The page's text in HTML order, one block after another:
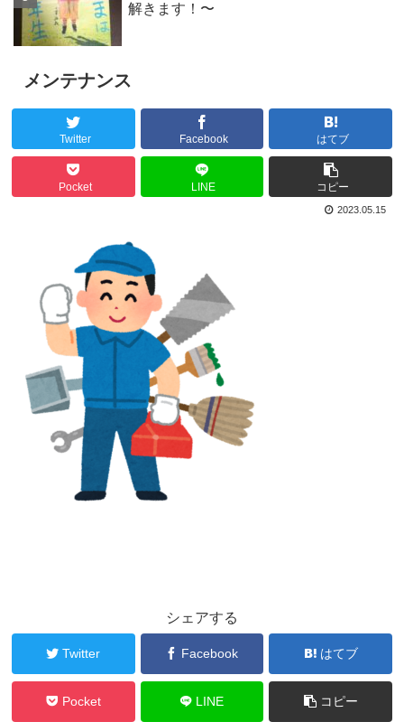
解きます！〜
メンテナンス
Twitter Facebook はてブ
Pocket LINE コピー
2023.05.15
シェアする
Twitter Facebook はてブ
Pocket LINE コピー